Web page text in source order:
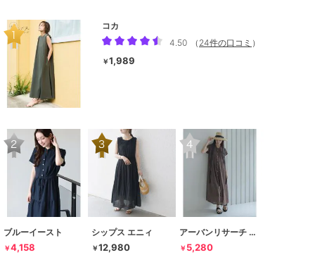
コカ
4.50
（ 24件の口コミ ）
￥1,989
ブルーイースト
￥4,158
シップス エニィ
￥12,980
アーバンリサーチ サニーレーベル
￥ 5,280